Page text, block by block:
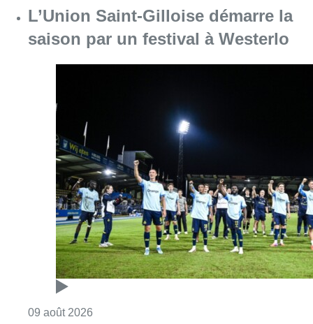
L’Union Saint-Gilloise démarre la
saison par un festival à Westerlo
09 août 2026